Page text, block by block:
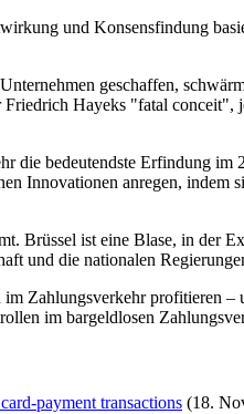
und Konsensfindung
geschaffen,
Hayeks "fatal conceit",
die bedeutendste Erfindung
Innovationen anregen,
Brüssel ist eine Blase, in der
und die nationalen
Zahlungsverkehr profitieren
im bargeldlosen
payment transactions (18.